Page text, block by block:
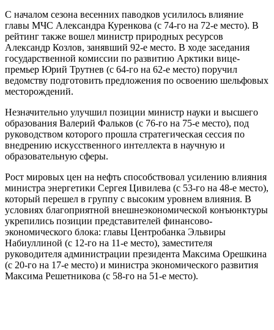
С началом сезона весенних паводков усилилось влияние
главы МЧС Александра Куренкова (с 74-го на 72-е место). В
рейтинг также вошел министр природных ресурсов
Александр Козлов, занявший 92-е место. В ходе заседания
государственной комиссии по развитию Арктики вице-
премьер Юрий Трутнев (с 64-го на 62-е место) поручил
ведомству подготовить предложения по освоению шельфовых
месторождений.
Незначительно улучшил позиции министр науки и высшего
образования Валерий Фальков (с 76-го на 75-е место), под
руководством которого прошла стратегическая сессия по
внедрению искусственного интеллекта в научную и
образовательную сферы.
Рост мировых цен на нефть способствовал усилению влияния
министра энергетики Сергея Цивилева (с 53-го на 48-е место),
который перешел в группу с высоким уровнем влияния. В
условиях благоприятной внешнеэкономической конъюнктуры
укрепились позиции представителей финансово-
экономического блока: главы Центробанка Эльвиры
Набиуллиной (с 12-го на 11-е место), заместителя
руководителя администрации президента Максима Орешкина
(с 20-го на 17-е место) и министра экономического развития
Максима Решетникова (с 58-го на 51-е место).